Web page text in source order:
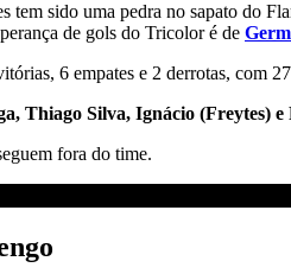
tem sido uma pedra no sapato do
de gols do Tricolor é de
6 empates e 2 derrotas, com
Thiago Silva, Ignácio (Freytes)
fora do time.